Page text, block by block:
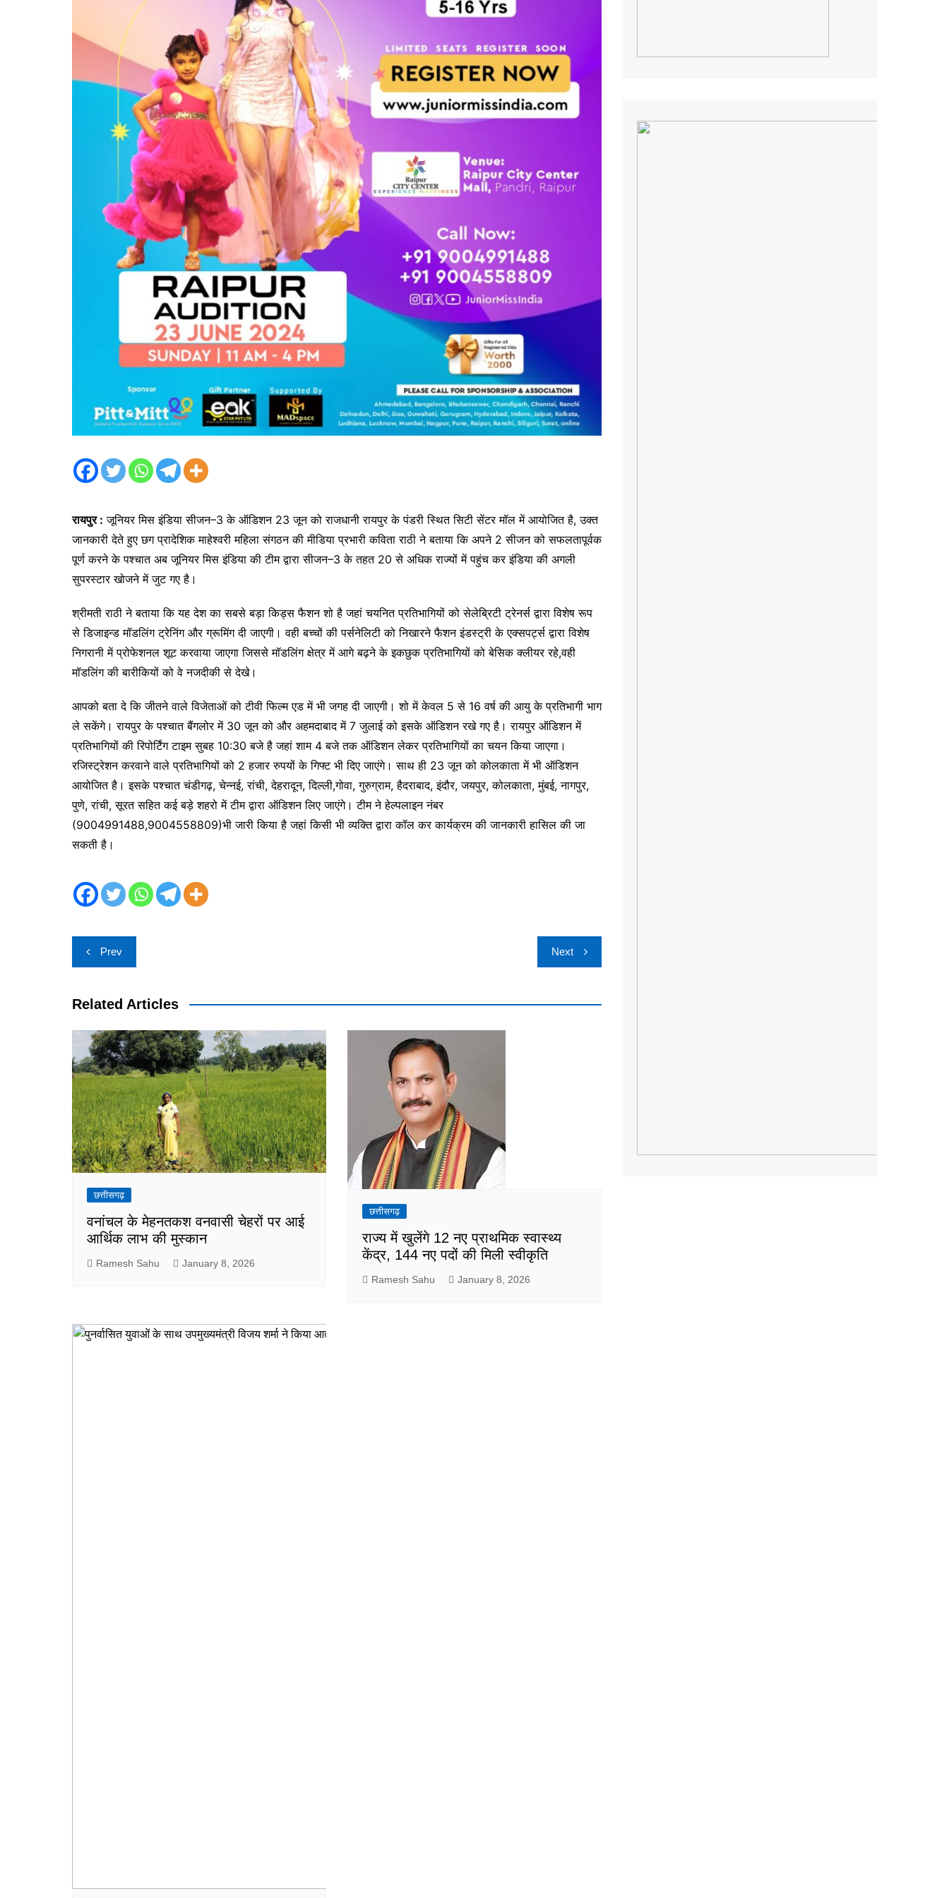
रायपुर : जूनियर मिस इंडिया सीजन–3 के ऑडिशन 23 जून को राजधानी रायपुर के पंडरी स्थित सिटी सेंटर मॉल में आयोजित है, उक्त
जानकारी देते हुए छग प्रादेशिक माहेश्वरी महिला संगठन की मीडिया प्रभारी कविता राठी ने बताया कि अपने 2 सीजन को सफलतापूर्वक
पूर्ण करने के पश्चात अब जूनियर मिस इंडिया की टीम द्वारा सीजन–3 के तहत 20 से अधिक राज्यों में पहुंच कर इंडिया की अगली
सुपरस्टार खोजने में जुट गए है।
श्रीमती राठी ने बताया कि यह देश का सबसे बड़ा किड्स फैशन शो है जहां चयनित प्रतिभागियों को सेलेब्रिटी ट्रेनर्स द्वारा विशेष रूप
से डिजाइन्ड मॉडलिंग ट्रेनिंग और ग्रूमिंग दी जाएगी। वही बच्चों की पर्सनेलिटी को निखारने फैशन इंडस्ट्री के एक्सपर्ट्स द्वारा विशेष
निगरानी में प्रोफेशनल शूट करवाया जाएगा जिससे मॉडलिंग क्षेत्र में आगे बढ़ने के इकछुक प्रतिभागियों को बेसिक क्लीयर रहे,वही
मॉडलिंग की बारीकियों को वे नजदीकी से देखे।
आपको बता दे कि जीतने वाले विजेताओं को टीवी फिल्म एड में भी जगह दी जाएगी। शो में केवल 5 से 16 वर्ष की आयु के प्रतिभागी भाग
ले सकेंगे। रायपुर के पश्चात बैंगलोर में 30 जून को और अहमदाबाद में 7 जुलाई को इसके ऑडिशन रखे गए है। रायपुर ऑडिशन में
प्रतिभागियों की रिपोर्टिंग टाइम सुबह 10:30 बजे है जहां शाम 4 बजे तक ऑडिशन लेकर प्रतिभागियों का चयन किया जाएगा।
रजिस्ट्रेशन करवाने वाले प्रतिभागियों को 2 हजार रुपयों के गिफ्ट भी दिए जाएंगे। साथ ही 23 जून को कोलकाता में भी ऑडिशन
आयोजित है। इसके पश्चात चंडीगढ़, चेन्नई, रांची, देहरादून, दिल्ली,गोवा, गुरुग्राम, हैदराबाद, इंदौर, जयपुर, कोलकाता, मुंबई, नागपुर,
पुणे, रांची, सूरत सहित कई बड़े शहरो में टीम द्वारा ऑडिशन लिए जाएंगे। टीम ने हेल्पलाइन नंबर
(9004991488,9004558809)भी जारी किया है जहां किसी भी व्यक्ति द्वारा कॉल कर कार्यक्रम की जानकारी हासिल की जा
सकती है।
Post
navigation
Prev Next
Related Articles
छत्तीसगढ़
वनांचल के मेहनतकश वनवासी चेहरों पर आई
आर्थिक लाभ की मुस्कान
Ramesh Sahu January 8, 2026
छत्तीसगढ़
राज्य में खुलेंगे 12 नए प्राथमिक स्वास्थ्य
केंद्र, 144 नए पदों की मिली स्वीकृति
Ramesh Sahu January 8, 2026